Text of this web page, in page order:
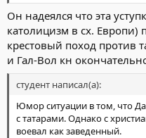
Он надеялся что эта
католицизм в сх. Европи)
крестовый поход против
и Гал-Вол кн
студент написал(а):
Юмор ситуации в том, что
с татарами. Однако с
воевал как заведенный.